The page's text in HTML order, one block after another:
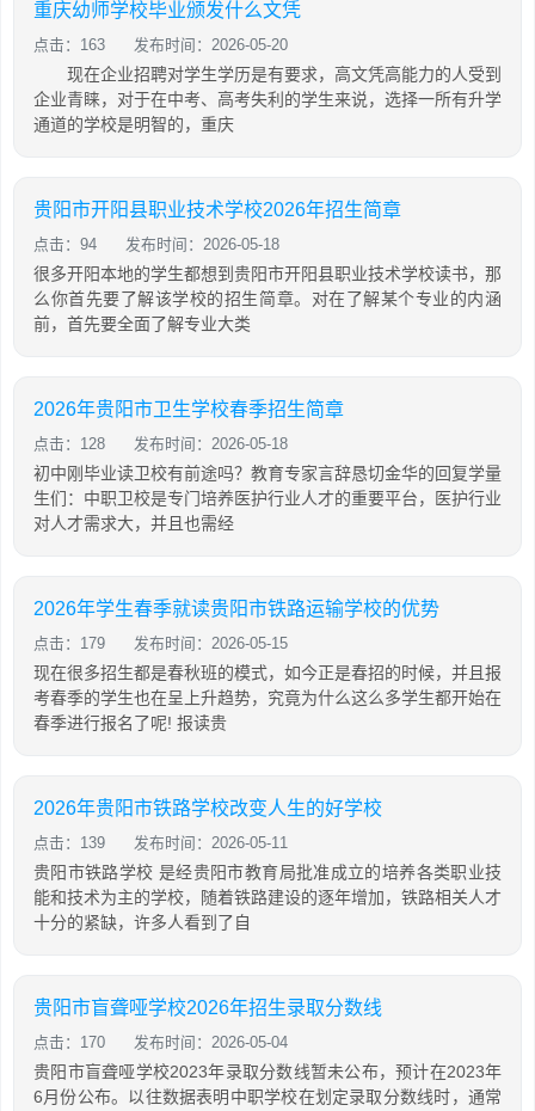
重庆幼师学校毕业颁发什么文凭
点击：163 发布时间：2026-05-20
现在企业招聘对学生学历是有要求，高文凭高能力的人受到
企业青睐，对于在中考、高考失利的学生来说，选择一所有升学
通道的学校是明智的，重庆
贵阳市开阳县职业技术学校2026年招生简章
点击：94 发布时间：2026-05-18
很多开阳本地的学生都想到贵阳市开阳县职业技术学校读书，那
么你首先要了解该学校的招生简章。对在了解某个专业的内涵
前，首先要全面了解专业大类
2026年贵阳市卫生学校春季招生简章
点击：128 发布时间：2026-05-18
初中刚毕业读卫校有前途吗？教育专家言辞恳切金华的回复学量
生们：中职卫校是专门培养医护行业人才的重要平台，医护行业
对人才需求大，并且也需经
2026年学生春季就读贵阳市铁路运输学校的优势
点击：179 发布时间：2026-05-15
现在很多招生都是春秋班的模式，如今正是春招的时候，并且报
考春季的学生也在呈上升趋势，究竟为什么这么多学生都开始在
春季进行报名了呢! 报读贵
2026年贵阳市铁路学校改变人生的好学校
点击：139 发布时间：2026-05-11
贵阳市铁路学校 是经贵阳市教育局批准成立的培养各类职业技
能和技术为主的学校，随着铁路建设的逐年增加，铁路相关人才
十分的紧缺，许多人看到了自
贵阳市盲聋哑学校2026年招生录取分数线
点击：170 发布时间：2026-05-04
贵阳市盲聋哑学校2023年录取分数线暂未公布，预计在2023年
6月份公布。以往数据表明中职学校在划定录取分数线时，通常